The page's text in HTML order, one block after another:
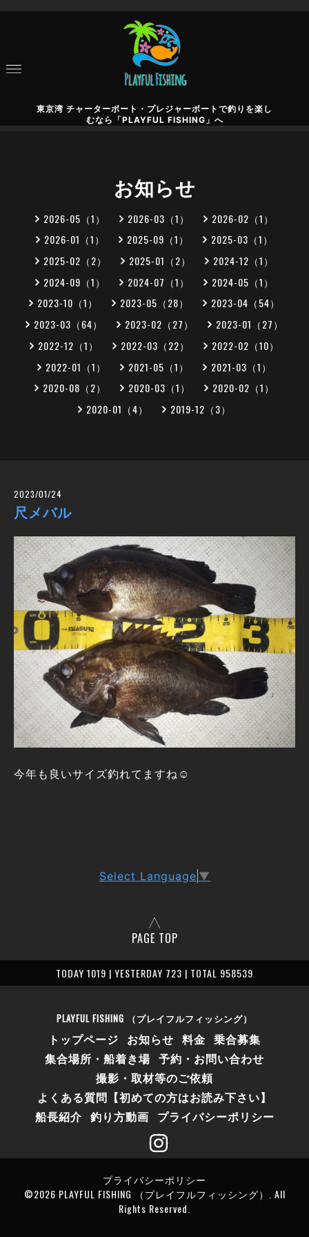
東京湾 チャーターボート・プレジャーボートで釣りを楽し
むなら「PLAYFUL FISHING」へ
お知らせ
2026-05（1） 2026-03（1）
2026-02（1）
2026-01（1）
2025-09（1）
2025-03（1）
2025-02（2）
2025-01（2）
2024-12（1）
2024-09（1）
2024-07（1）
2024-05（1）
2023-10（1）
2023-05（28）
2023-04（54）
2023-03（64）
2023-02（27）
2023-01（27）
2022-12（1）
2022-03（22）
2022-02（10）
2022-01（1）
2021-05（1）
2021-03（1）
2020-08（2）
2020-03（1）
2020-02（1）
2020-01（4）
2019-12（3）
2023/01/24
尺メバル
今年も良いサイズ釣れてますね☺️
Select Language ▼
PAGE TOP
TODAY 1019 | YESTERDAY 723 | TOTAL 958539
PLAYFUL FISHING （プレイフルフィッシング）
トップページ お知らせ 料金 乗合募集
集合場所・船着き場 予約・お問い合わせ
撮影・取材等のご依頼
よくある質問【初めての方はお読み下さい】
船長紹介 釣り方動画 プライバシーポリシー
プライバシーポリシー
©2026 PLAYFUL FISHING （プレイフルフィッシング）
. All
Rights Reserved.